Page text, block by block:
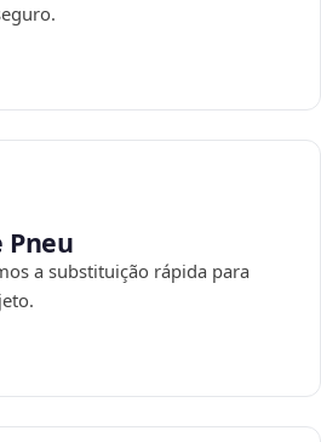
Pneu
a substituição rápida para